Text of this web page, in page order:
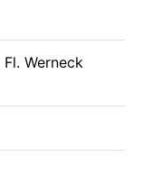
Fl. Werneck